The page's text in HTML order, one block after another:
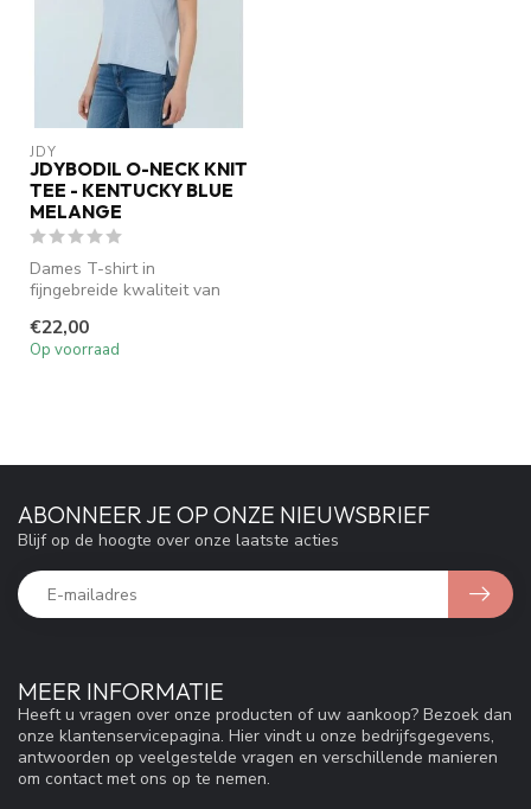
JDY
JDYBODIL O-NECK KNIT
TEE - KENTUCKY BLUE
MELANGE
Dames T-shirt in
fijngebreide kwaliteit van
kentuck...
€22,00
Op voorraad
MEER INFORMATIE
Heeft u vragen over onze producten of uw aankoop? Bezoek dan
onze klantenservicepagina. Hier vindt u onze bedrijfsgegevens,
antwoorden op veelgestelde vragen en verschillende manieren
om contact met ons op te nemen.
ABONNEER JE OP ONZE NIEUWSBRIEF
Blijf op de hoogte over onze laatste acties